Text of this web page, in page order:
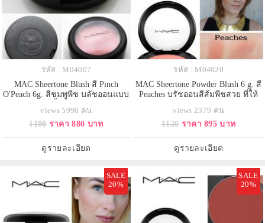
รหัส : M04007
MAC Sheertone Blush สี Pinch
O'Peach 6g. สีชมพูพีช บลัชออนแบบ
หน้า มอบ ผลลัพธ์รูปหน้าให้มีมิติโดด
เด่น จากการสะท้อนแสงและสีของ
ดูสุขภาพดีค่ะ
views 5990 คน
1100 ราคา 880 บาท
ดูรายละเอียด
รหัส : M04020
MAC Sheertone Powder Blush 6 g. สี
Peaches บรัชออนสีส้มพีชสวย ที่ให้
ด้วยเนื้อฝุ่นทีเนียนละมุนดุจแพรไหม
ให้สัมผัสที่บางเบาเป็นธรรมชาติ
สวยหวานได้อย่างง่ายดาย
views 2379 คน
1120 ราคา 895 บาท
ดูรายละเอียด
SALE
20%
SALE
20%